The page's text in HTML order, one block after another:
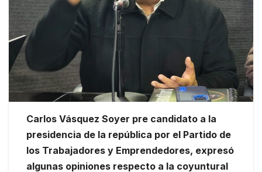
Carlos Vásquez Soyer pre candidato a la
presidencia de la república por el Partido de
los Trabajadores y Emprendedores, expresó
algunas opiniones respecto a la coyuntural